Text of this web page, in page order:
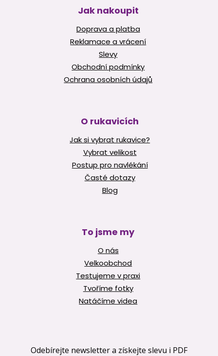
s
u
Jak nakoupit
Doprava a platba
Reklamace a vrácení
Slevy
Obchodní podmínky
Ochrana osobních údajů
O rukavicích
Jak si vybrat rukavice?
Vybrat velikost
Postup pro navlékání
Časté dotazy
Blog
To jsme my
O nás
Velkoobchod
Testujeme v praxi
Tvoříme fotky
Natáčíme videa
Odebírejte newsletter a získejte slevu i PDF